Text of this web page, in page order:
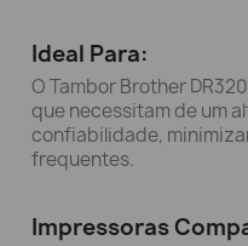
Ideal Para:
O Tambor Brother
que necessitam de um
confiabilidade,
frequentes.
Impressoras